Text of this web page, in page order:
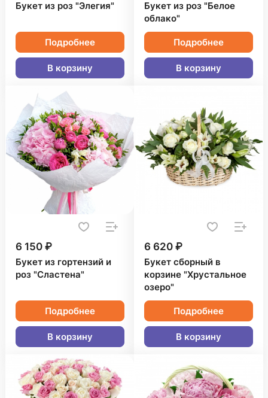
Букет из роз "Элегия"
Подробнее
В корзину
Букет из роз "Белое
облако"
Подробнее
В корзину
6 150 ₽
Букет из гортензий и
роз "Сластена"
Подробнее
В корзину
6 620 ₽
Букет сборный в
корзине "Хрустальное
озеро"
Подробнее
В корзину